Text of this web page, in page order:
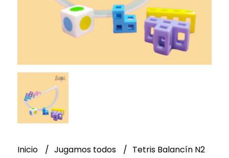
Inicio Jugamos todos Tetris Balancín N2